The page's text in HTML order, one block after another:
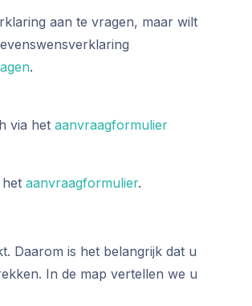
aan te vragen, maar wilt
.
via het aanvraagformulier
aanvraagformulier.
Daarom is het belangrijk dat u
In de map vertellen we u